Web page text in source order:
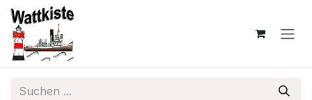
Zum Inhalt springen